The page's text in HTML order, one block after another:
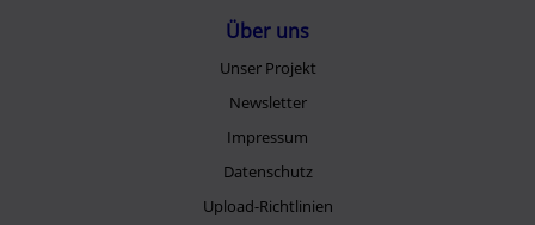
Über uns
Unser Projekt
Newsletter
Impressum
Datenschutz
Upload-Richtlinien